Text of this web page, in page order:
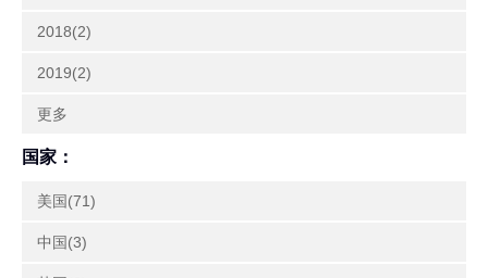
2018(2)
2019(2)
更多
国家：
美国(71)
中国(3)